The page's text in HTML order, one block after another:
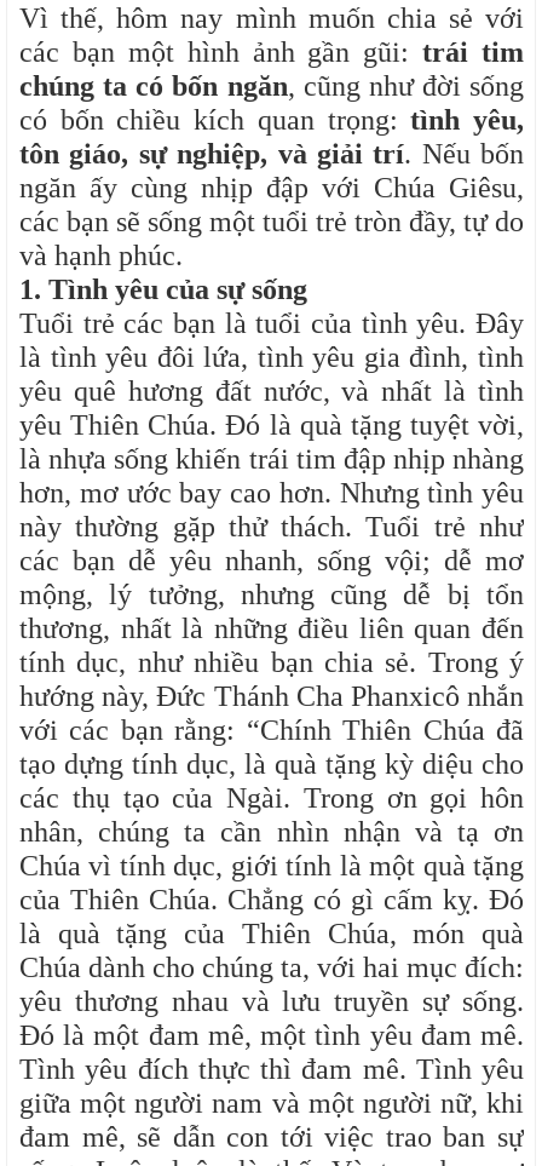
Vì thế, hôm nay mình muốn chia sẻ với
các bạn một hình ảnh gần gũi:trái tim
chúng ta có bốn ngăn, cũng như đời sống
có bốn chiều kích quan trọng:tình yêu,
tôn giáo, sự nghiệp, và giải trí. Nếu bốn
ngăn ấy cùng nhịp đập với Chúa Giêsu,
các bạn sẽ sống một tuổi trẻ tròn đầy, tự do
và hạnh phúc.
1. Tình yêu của sự sống
Tuổi trẻ các bạn là tuổi của tình yêu. Đây
là tình yêu đôi lứa, tình yêu gia đình, tình
yêu quê hương đất nước, và nhất là tình
yêu Thiên Chúa. Đó là quà tặng tuyệt vời,
là nhựa sống khiến trái tim đập nhịp nhàng
hơn, mơ ước bay cao hơn. Nhưng tình yêu
này thường gặp thử thách. Tuổi trẻ như
các bạn dễ yêu nhanh, sống vội; dễ mơ
mộng, lý tưởng, nhưng cũng dễ bị tổn
thương, nhất là những điều liên quan đến
tính dục, như nhiều bạn chia sẻ. Trong ý
hướng này, Đức Thánh Cha Phanxicô nhắn
với các bạn rằng: “Chính Thiên Chúa đã
tạo dựng tính dục, là quà tặng kỳ diệu cho
các thụ tạo của Ngài. Trong ơn gọi hôn
nhân, chúng ta cần nhìn nhận và tạ ơn
Chúa vì tính dục, giới tính là một quà tặng
của Thiên Chúa. Chẳng có gì cấm kỵ. Đó
là quà tặng của Thiên Chúa, món quà
Chúa dành cho chúng ta, với hai mục đích:
yêu thương nhau và lưu truyền sự sống.
Đó là một đam mê, một tình yêu đam mê.
Tình yêu đích thực thì đam mê. Tình yêu
giữa một người nam và một người nữ, khi
đam mê, sẽ dẫn con tới việc trao ban sự